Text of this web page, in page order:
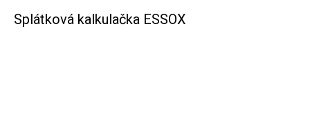
Splátková kalkulačka ESSOX